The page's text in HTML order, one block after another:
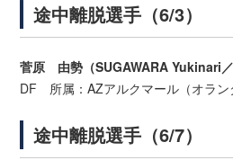
途中離脱選手（6/3）
菅原 由勢（SUGAWARA Yukinari／ｽ
DF 所属：AZアルクマール（オラ
途中離脱選手（6/7）